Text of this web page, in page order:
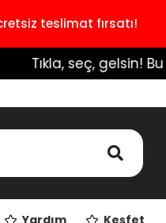
teslimat fırsatı!
Tıkla, seç, gelsin! Bu
Yardım Keşfet